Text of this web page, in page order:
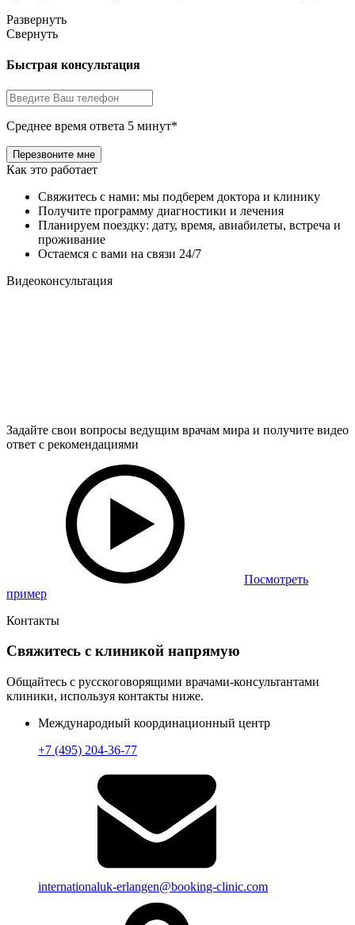
Развернуть
Свернуть
Быстрая консультация
Среднее время ответа 5 минут*
Как это работает
Свяжитесь с нами: мы подберем доктора и клинику
Получите программу диагностики и лечения
Планируем поездку: дату, время, авиабилеты, встреча и
проживание
Остаемся с вами на связи 24/7
Видеоконсультация
Задайте свои вопросы ведущим врачам мира и получите видео
ответ с рекомендациями
Посмотреть
пример
Контакты
Свяжитесь с клиникой напрямую
Общайтесь с русскоговорящими врачами-консультантами
клиники, используя контакты ниже.
Международный координационный центр
+7 (495) 204-36-77
internationaluk-erlangen@booking-clinic.com